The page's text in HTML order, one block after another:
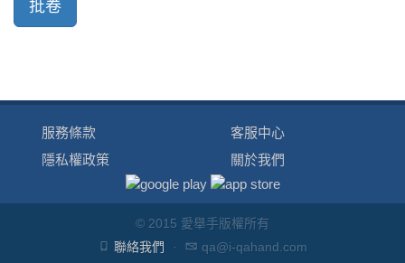
服務條款
隱私權政策
客服中心
關於我們
© 2015 愛舉手版權所有
聯絡我們
· qa@i-qahand.com